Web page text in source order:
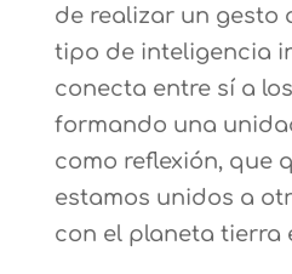
de realizar un gesto
tipo de inteligencia
conecta entre sí a
formando una
como reflexión, que
estamos unidos a
con el planeta tierra